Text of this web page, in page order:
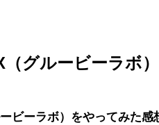
グルービーラボ）
ビーラボ）をやってみた感